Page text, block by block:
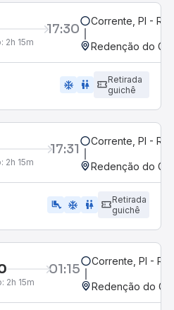
17:30
2h 15m
Corrente, PI -
Redenção do
ac_unit wc
Retirada
guichê
17:31
2h 15m
Corrente, PI -
Redenção do
airline_seat_legroom_extra ac_unit wc
Retirada
guichê
01:15
2h 15m
Corrente, PI -
Redenção do